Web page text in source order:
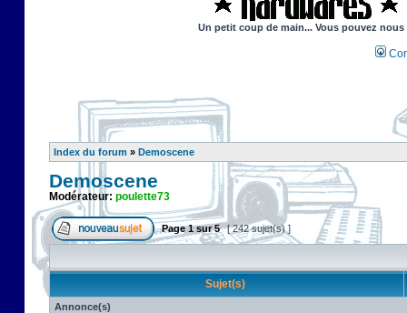
Un petit coup de main... Vous pouvez
Index du forum » Demoscene
Demoscene
Modérateur: poulette73
Page1sur5 [ 242 sujet(s) ]
Sujet(s)
Annonce(s)